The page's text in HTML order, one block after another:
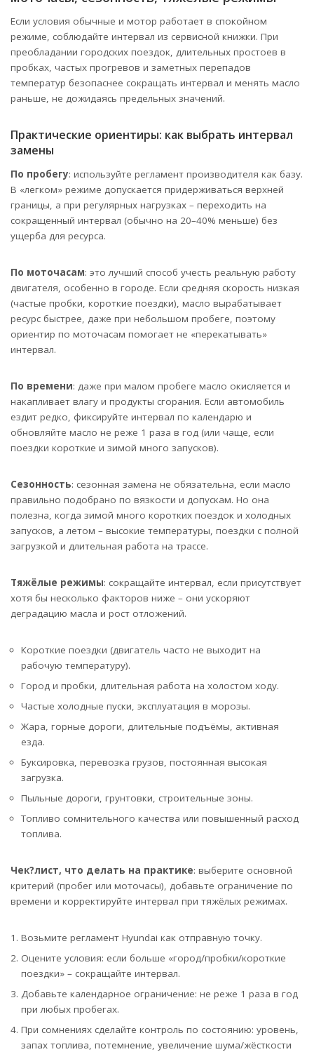
Если условия обычные и мотор работает в спокойном
режиме, соблюдайте интервал из сервисной книжки. При
преобладании городских поездок, длительных простоев в
пробках, частых прогревов и заметных перепадов
температур безопаснее сокращать интервал и менять масло
раньше, не дожидаясь предельных значений.
Практические ориентиры: как выбрать интервал
замены
По пробегу: используйте регламент производителя как базу.
В «легком» режиме допускается придерживаться верхней
границы, а при регулярных нагрузках – переходить на
сокращенный интервал (обычно на 20–40% меньше) без
ущерба для ресурса.
По моточасам: это лучший способ учесть реальную работу
двигателя, особенно в городе. Если средняя скорость низкая
(частые пробки, короткие поездки), масло вырабатывает
ресурс быстрее, даже при небольшом пробеге, поэтому
ориентир по моточасам помогает не «перекатывать»
интервал.
По времени: даже при малом пробеге масло окисляется и
накапливает влагу и продукты сгорания. Если автомобиль
ездит редко, фиксируйте интервал по календарю и
обновляйте масло не реже 1 раза в год (или чаще, если
поездки короткие и зимой много запусков).
Сезонность: сезонная замена не обязательна, если масло
правильно подобрано по вязкости и допускам. Но она
полезна, когда зимой много коротких поездок и холодных
запусков, а летом – высокие температуры, поездки с полной
загрузкой и длительная работа на трассе.
Тяжёлые режимы: сокращайте интервал, если присутствует
хотя бы несколько факторов ниже – они ускоряют
деградацию масла и рост отложений.
Короткие поездки (двигатель часто не выходит на
рабочую температуру).
Город и пробки, длительная работа на холостом ходу.
Частые холодные пуски, эксплуатация в морозы.
Жара, горные дороги, длительные подъёмы, активная
езда.
Буксировка, перевозка грузов, постоянная высокая
загрузка.
Пыльные дороги, грунтовки, строительные зоны.
Топливо сомнительного качества или повышенный расход
топлива.
Чек?лист, что делать на практике: выберите основной
критерий (пробег или моточасы), добавьте ограничение по
времени и корректируйте интервал при тяжёлых режимах.
Возьмите регламент Hyundai как отправную точку.
Оцените условия: если больше «город/пробки/короткие
поездки» – сокращайте интервал.
Добавьте календарное ограничение: не реже 1 раза в год
при любых пробегах.
При сомнениях сделайте контроль по состоянию: уровень,
запах топлива, потемнение, увеличение шума/жёсткости